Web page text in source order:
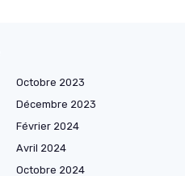
Octobre 2023
Décembre 2023
Février 2024
Avril 2024
Octobre 2024